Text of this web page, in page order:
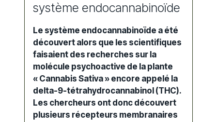
système endocannabinoïde
Le système endocannabinoïde a été
découvert alors que les scientifiques
faisaient des recherches sur la
molécule psychoactive de la plante
« Cannabis Sativa » encore appelé la
delta-9-tétrahydrocannabinol (THC).
Les chercheurs ont donc découvert
plusieurs récepteurs membranaires